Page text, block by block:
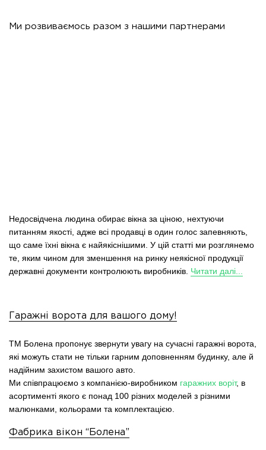
Ми розвиваємось разом з нашими партнерами
Недосвідчена людина обирає вікна за ціною, нехтуючи
питанням якості, адже всі продавці в один голос запевняють,
що саме їхні вікна є найякіснішими. У цій статті ми розглянемо
те, яким чином для зменшення на ринку неякісної продукції
державні документи контролюють виробників. Читати далі...
Гаражні ворота для вашого дому!
ТМ Болена пропонує звернути увагу на сучасні гаражні ворота,
які можуть стати не тільки гарним доповненням будинку, але й
надійним захистом вашого авто.
Ми співпрацюємо з компанією-виробником гаражних воріт, в
асортименті якого є понад 100 різних моделей з різними
малюнками, кольорами та комплектацією.
Фабрика вікон “Болена”